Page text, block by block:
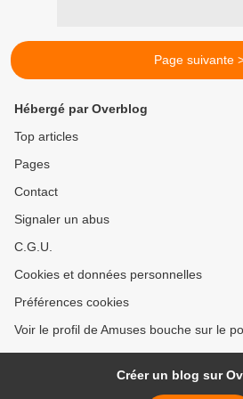
Page suivante
Hébergé par Overblog
Top articles
Pages
Contact
Signaler un abus
C.G.U.
Cookies et données personnelles
Préférences cookies
Voir le profil de Amuses bouche sur le
Créer un blog sur